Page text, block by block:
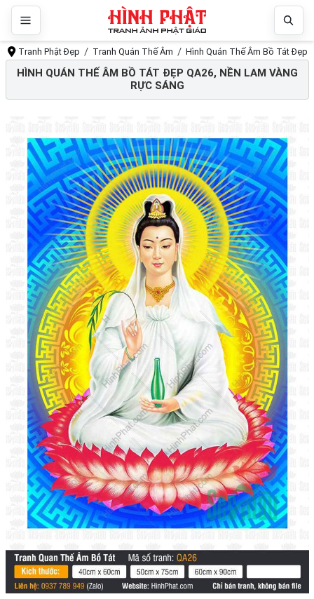
Tranh Phật Đẹp Tranh Quán Thế Âm Hình Quán Thế Âm Bồ Tát Đẹp
HÌNH QUÁN THẾ ÂM BỒ TÁT ĐẸP QA26, NỀN LAM VÀNG
RỰC SÁNG